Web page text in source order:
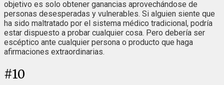
objetivo es solo obtener ganancias aprovechándose de
personas desesperadas y vulnerables. Si alguien siente que
ha sido maltratado por el sistema médico tradicional, podría
estar dispuesto a probar cualquier cosa. Pero debería ser
escéptico ante cualquier persona o producto que haga
afirmaciones extraordinarias.
#10